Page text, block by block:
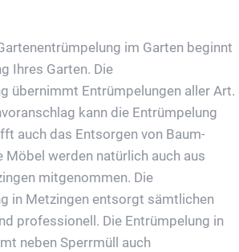
im Garten beginnt
Ihres Garten. Die
übernimmt Entrümpelungen aller Art.
kann die Entrümpelung
auch das Entsorgen von Baum-
Möbel werden natürlich auch aus
mitgenommen. Die
in Metzingen entsorgt sämtlichen
professionell. Die Entrümpelung in
neben Sperrmüll auch